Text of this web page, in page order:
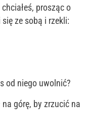
prosząc o
ze sobą i rzekli:
od niego uwolnić?
na górę, by zrzucić na